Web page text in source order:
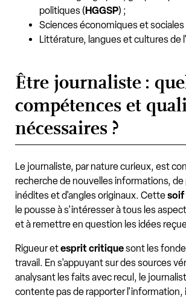
politiques (HGGSP) ;
Sciences économiques et sociales
Littérature, langues et cultures de
Être journaliste :
compétences et
nécessaires ?
Le journaliste, par nature curieux, est
recherche de nouvelles informations,
inédites et d'angles originaux. Cettesoif
le pousse à s'intéresser à tous les
et à remettre en question les idées
Rigueur etesprit critiquesont les
travail. En s'appuyant sur des sources
analysant les faits avec recul, le
contente pas de rapporter l'information,